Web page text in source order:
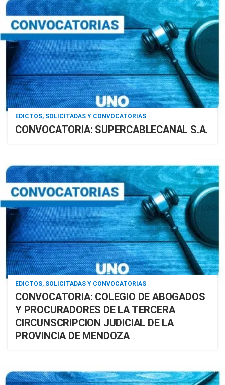
EDICTOS, SOLICITADAS Y CONVOCATORIAS
CONVOCATORIA: SUPERCABLECANAL S.A.
EDICTOS, SOLICITADAS Y CONVOCATORIAS
CONVOCATORIA: COLEGIO DE ABOGADOS
Y PROCURADORES DE LA TERCERA
CIRCUNSCRIPCION JUDICIAL DE LA
PROVINCIA DE MENDOZA